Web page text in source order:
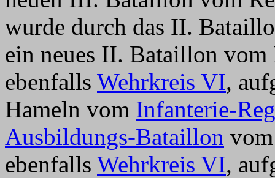
wurde durch das II.
ein neues II. Bataillon
ebenfalls Wehrkreis VI,
Hameln vom Infanterie-
Ausbildungs-Bataillon
ebenfalls Wehrkreis VI,